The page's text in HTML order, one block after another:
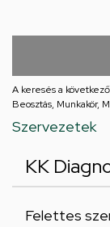
A keresés a
Beosztás, Munkakör,
Szervezetek
KK
Felettes